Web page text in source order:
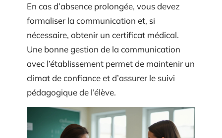
En cas d’absence prolongée, vous devez
formaliser la communication et, si
nécessaire, obtenir un certificat médical.
Une bonne gestion de la communication
avec l’établissement permet de maintenir un
climat de confiance et d’assurer le suivi
pédagogique de l’élève.